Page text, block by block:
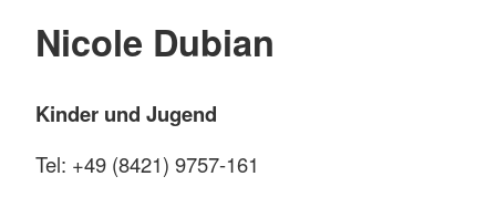
Nicole Dubian
Kinder und Jugend
Tel: +49 (8421) 9757-161